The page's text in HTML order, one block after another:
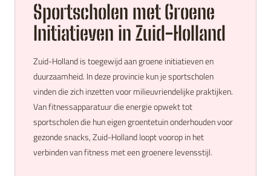
Sportscholen met Groene
Initiatieven in Zuid-Holland
Zuid-Holland is toegewijd aan groene initiatieven en
duurzaamheid. In deze provincie kun je sportscholen
vinden die zich inzetten voor milieuvriendelijke praktijken.
Van fitnessapparatuur die energie opwekt tot
sportscholen die hun eigen groentetuin onderhouden voor
gezonde snacks, Zuid-Holland loopt voorop in het
verbinden van fitness met een groenere levensstijl.